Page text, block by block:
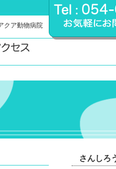
クア動物病院
さんしろ